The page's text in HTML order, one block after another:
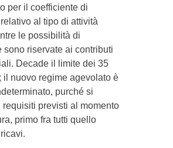
per il coefficiente di
al tipo di attività
le possibilità di
sono riservate ai contributi
Decade il limite dei 35
il nuovo regime agevolato è
purché si
requisiti previsti al momento
primo fra tutti quello